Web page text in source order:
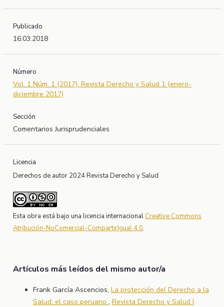
Publicado
16.03.2018
Número
Vol. 1 Núm. 1 (2017): Revista Derecho y Salud 1 (enero-
diciembre 2017)
Sección
Comentarios Jurisprudenciales
Licencia
Derechos de autor 2024 Revista Derecho y Salud
Esta obra está bajo una licencia internacional Creative Commons
Atribución-NoComercial-CompartirIgual 4.0.
Artículos más leídos del mismo autor/a
Frank García Ascencios, La protección del Derecho a la
Salud: el caso peruano , Revista Derecho y Salud |